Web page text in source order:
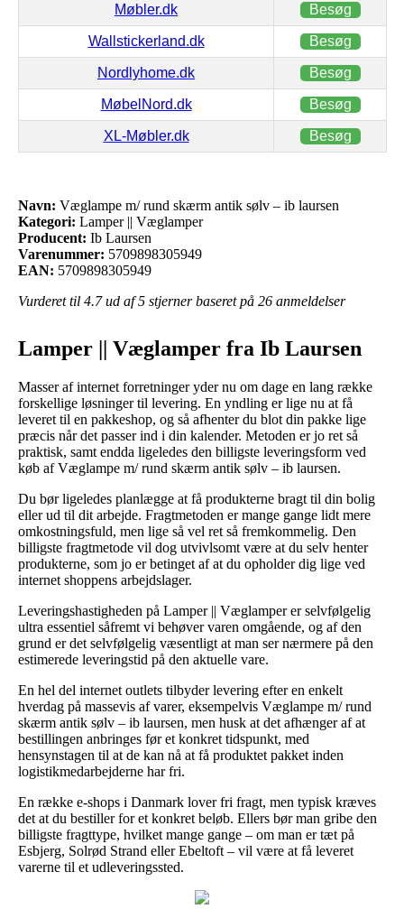
Møbler.dk Besøg
Wallstickerland.dk Besøg
Nordlyhome.dk Besøg
MøbelNord.dk Besøg
XL-Møbler.dk Besøg
Navn: Væglampe m/ rund skærm antik sølv – ib laursen
Kategori: Lamper || Væglamper
Producent: Ib Laursen
Varenummer: 5709898305949
EAN: 5709898305949
Vurderet til 4.7ud af 5 stjerner baseret på 26 anmeldelser
Lamper || Væglamper fra Ib Laursen
Masser af internet forretninger yder nu om dage en lang række
forskellige løsninger til levering. En yndling er lige nu at få
leveret til en pakkeshop, og så afhenter du blot din pakke lige
præcis når det passer ind i din kalender. Metoden er jo ret så
praktisk, samt endda ligeledes den billigste leveringsform ved
køb af Væglampe m/ rund skærm antik sølv – ib laursen.
Du bør ligeledes planlægge at få produkterne bragt til din bolig
eller ud til dit arbejde. Fragtmetoden er mange gange lidt mere
omkostningsfuld, men lige så vel ret så fremkommelig. Den
billigste fragtmetode vil dog utvivlsomt være at du selv henter
produkterne, som jo er betinget af at du opholder dig lige ved
internet shoppens arbejdslager.
Leveringshastigheden på Lamper || Væglamper er selvfølgelig
ultra essentiel såfremt vi behøver varen omgående, og af den
grund er det selvfølgelig væsentligt at man ser nærmere på den
estimerede leveringstid på den aktuelle vare.
En hel del internet outlets tilbyder levering efter en enkelt
hverdag på massevis af varer, eksempelvis Væglampe m/ rund
skærm antik sølv – ib laursen, men husk at det afhænger af at
bestillingen anbringes før et konkret tidspunkt, med
hensynstagen til at de kan nå at få produktet pakket inden
logistikmedarbejderne har fri.
En række e-shops i Danmark lover fri fragt, men typisk kræves
det at du bestiller for et konkret beløb. Ellers bør man gribe den
billigste fragttype, hvilket mange gange – om man er tæt på
Esbjerg, Solrød Strand eller Ebeltoft – vil være at få leveret
varerne til et udleveringssted.